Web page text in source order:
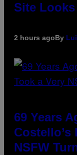
Site
2 hours agoBy
69 Years
Costello’s
NSFW